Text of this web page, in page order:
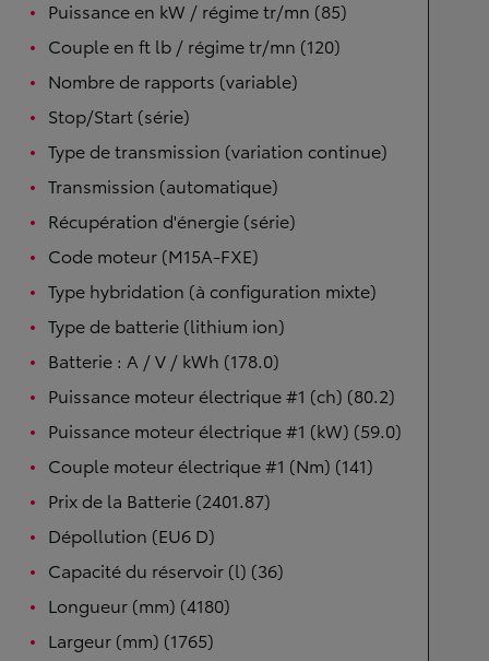
Puissance en kW / régime tr/mn (85)
Couple en ft lb / régime tr/mn (120)
Nombre de rapports (variable)
Stop/Start (série)
Type de transmission (variation continue)
Transmission (automatique)
Récupération d'énergie (série)
Code moteur (M15A-FXE)
Type hybridation (à configuration mixte)
Type de batterie (lithium ion)
Batterie : A / V / kWh (178.0)
Puissance moteur électrique #1 (ch) (80.2)
Puissance moteur électrique #1 (kW) (59.0)
Couple moteur électrique #1 (Nm) (141)
Prix de la Batterie (2401.87)
Dépollution (EU6 D)
Capacité du réservoir (l) (36)
Longueur (mm) (4180)
Largeur (mm) (1765)